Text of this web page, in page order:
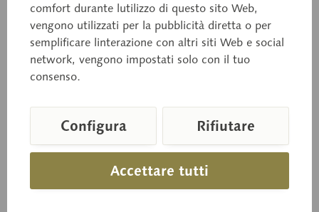
Agarico terminoso
(Lactarius torminosus) Velenoso.
Prezzo su richiesta
Tempi di consegna su richiesta
comfort durante lutilizzo di questo sito Web,
vengono utilizzati per la pubblicità diretta o per
semplificare linterazione con altri siti Web e social
network, vengono impostati solo con il tuo
consenso.
Accettare tutti
Configura Rifiutare